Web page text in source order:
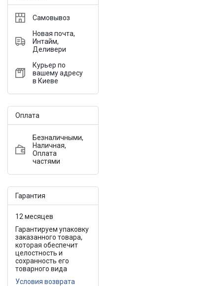
Самовывоз
Новая почта,
Интайм,
Деливери
Курьер по
вашему адресу
в Киеве
Оплата
Безналичными,
Наличная,
Оплата
частями
Гарантия
12 месяцев
Гарантируем упаковку
заказанного товара,
которая обеспечит
целостность и
сохранность его
товарного вида
Условия возврата